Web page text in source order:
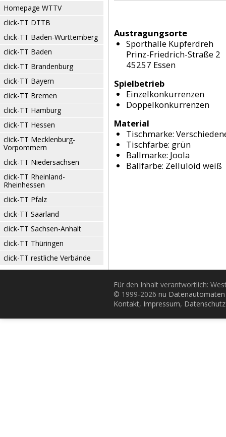
Homepage WTTV
click-TT DTTB
click-TT Baden-Württemberg
click-TT Baden
click-TT Brandenburg
click-TT Bayern
click-TT Bremen
click-TT Hamburg
click-TT Hessen
click-TT Mecklenburg-
Vorpommern
click-TT Niedersachsen
click-TT Rheinland-
Rheinhessen
click-TT Pfalz
click-TT Saarland
click-TT Sachsen-Anhalt
click-TT Thüringen
click-TT restliche Verbände
Austragungsorte
Sporthalle Kupferdreh
Prinz-Friedrich-Straße 2
45257 Essen
Spielbetrieb
Einzelkonkurrenzen
Doppelkonkurrenzen
Material
Tischmarke:
Tischfarbe: grün
Ballmarke: Joola
Ballfarbe: Zelluloid weiß
Für den Inhalt verantwortlich:
© 1999-2026 nu
Kontakt, Impressum, Datenschutz